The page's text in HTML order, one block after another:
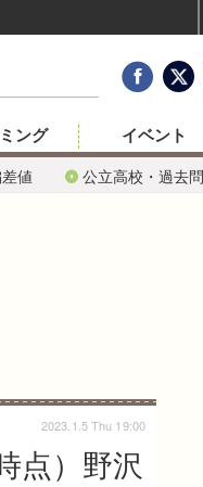
値 公立高校・過去問
ング イベント
点）野沢
2023.1.5 Thu 19:00